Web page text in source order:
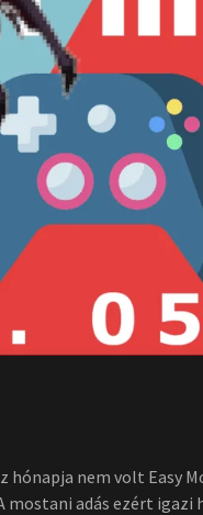
hónapja nem volt Easy
adás ezért